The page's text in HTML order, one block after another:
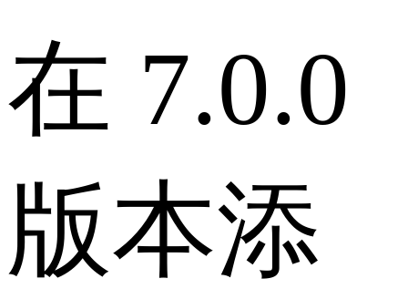
在 7.0.0
版本添